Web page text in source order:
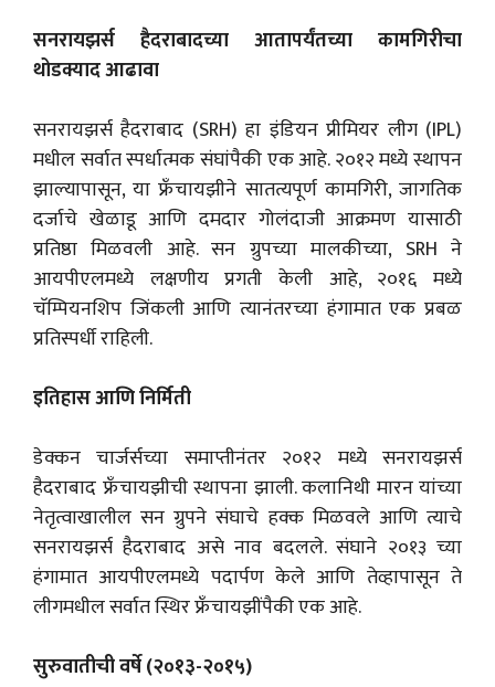
सनरायझर्स हैदराबादच्या आतापर्यंतच्या कामगिरीचा
थोडक्याद आढावा
सनरायझर्स हैदराबाद (SRH) हा इंडियन प्रीमियर लीग (IPL)
मधील सर्वात स्पर्धात्मक संघांपैकी एक आहे. २०१२ मध्ये स्थापन
झाल्यापासून, या फ्रँचायझीने सातत्यपूर्ण कामगिरी, जागतिक
दर्जाचे खेळाडू आणि दमदार गोलंदाजी आक्रमण यासाठी
प्रतिष्ठा मिळवली आहे. सन ग्रुपच्या मालकीच्या, SRH ने
आयपीएलमध्ये लक्षणीय प्रगती केली आहे, २०१६ मध्ये
चॅम्पियनशिप जिंकली आणि त्यानंतरच्या हंगामात एक प्रबळ
प्रतिस्पर्धी राहिली.
इतिहास आणि निर्मिती
डेक्कन चार्जर्सच्या समाप्तीनंतर २०१२ मध्ये सनरायझर्स
हैदराबाद फ्रँचायझीची स्थापना झाली. कलानिथी मारन यांच्या
नेतृत्वाखालील सन ग्रुपने संघाचे हक्क मिळवले आणि त्याचे
सनरायझर्स हैदराबाद असे नाव बदलले. संघाने २०१३ च्या
हंगामात आयपीएलमध्ये पदार्पण केले आणि तेव्हापासून ते
लीगमधील सर्वात स्थिर फ्रँचायझींपैकी एक आहे.
सुरुवातीची वर्षे (२०१३-२०१५)